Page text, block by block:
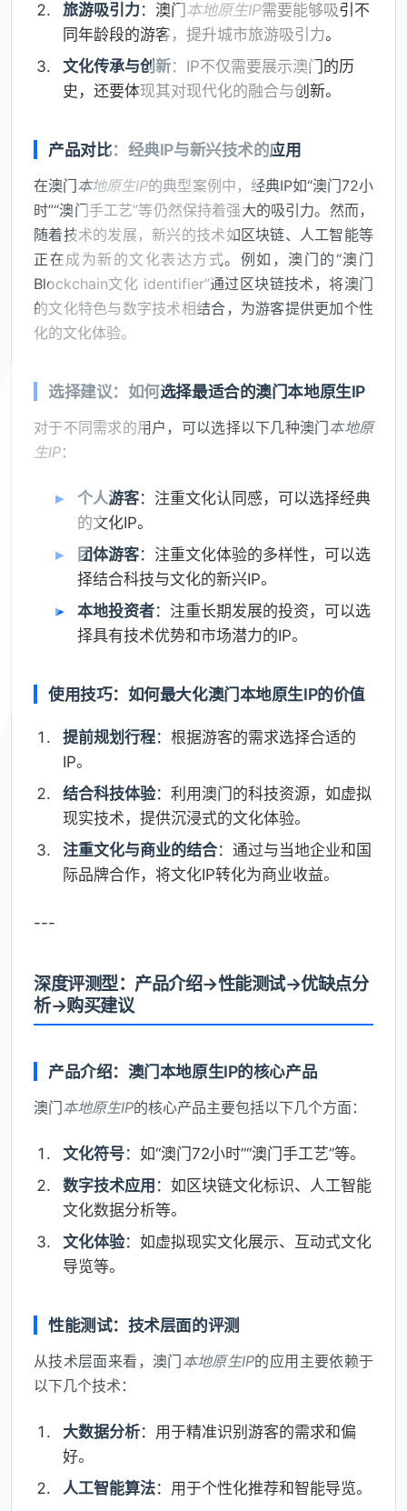
旅游吸引力 ：澳门 本地原生IP需要能够吸引不
同年龄段的游客，提升城市旅游吸引力。
文化传承与创新：IP不仅需要展示澳门的历
史，还要体现其对现代化的融合与创新。
产品对比：经典IP与新兴技术的应用
在澳门本地原生IP的典型案例中，经典IP如“澳门72小
时”“澳门手工艺”等仍然保持着强大的吸引力。然而，
随着技术的发展，新兴的技术如区块链、人工智能等
正在成为新的文化表达方式。例如，澳门的“澳门
Blockchain文化 identifier”通过区块链技术，将澳门
的文化特色与数字技术相结合，为游客提供更加个性
化的文化体验。
选择建议：如何选择最适合的澳门本地原生IP
对于不同需求的用户，可以选择以下几种澳门本地原
生IP：
个人游客：注重文化认同感，可以选择经典
的文化IP。
团体游客：注重文化体验的多样性，可以选
择结合科技与文化的新兴IP。
本地投资者：注重长期发展的投资，可以选
择具有技术优势和市场潜力的IP。
使用技巧：如何最大化澳门本地原生IP的价值
提前规划行程：根据游客的需求选择合适的
IP。
结合科技体验：利用澳门的科技资源，如虚拟
现实技术，提供沉浸式的文化体验。
注重文化与商业的结合：通过与当地企业和国
际品牌合作，将文化IP转化为商业收益。
---
深度评测型：产品介绍→性能测试→优缺点分
析→购买建议
产品介绍：澳门本地原生IP的核心产品
澳门本地原生IP的核心产品主要包括以下几个方面：
文化符号：如“澳门72小时”“澳门手工艺”等。
数字技术应用 ：如区块链文化标识、人工智能
文化数据分析等。
文化体验：如虚拟现实文化展示、互动式文化
导览等。
性能测试：技术层面的评测
从技术层面来看，澳门 本地原生IP的应用主要依赖于
以下几个技术：
大数据分析：用于精准识别游客的需求和偏
好。
人工智能算法：用于个性化推荐和智能导览。